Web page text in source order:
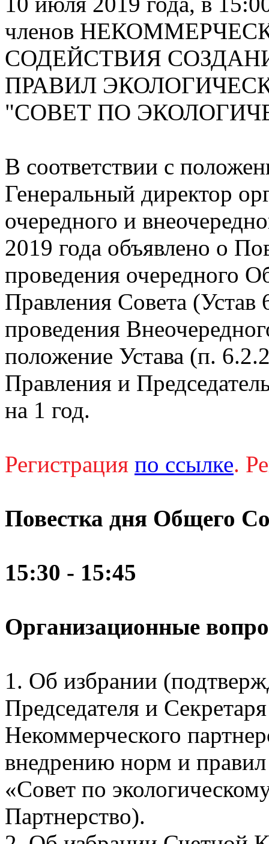
членов
СОДЕЙСТВИЯ
ПРАВИЛ
"СОВЕТ ПО
В соответствии с
Генеральный директор
очередного и
2019 года объявлено о
проведения очередного
Правления Совета
проведения
положение Устава (п.
Правления и
на 1 год.
Регистрация по ссылке.
Повестка дня Общего
15:30 - 15:45
Организационные
1. Об избрании
Председателя и
Некоммерческого
внедрению норм и правил
«Совет по
Партнерство).